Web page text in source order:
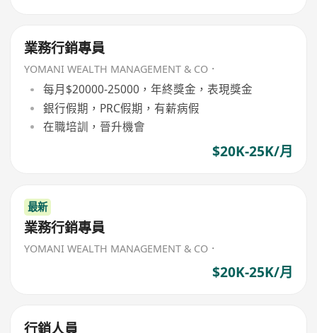
業務行銷專員
YOMANI WEALTH MANAGEMENT & CO．
每月$20000-25000，年終獎金，表現獎金
銀行假期，PRC假期，有薪病假
在職培訓，晉升機會
$20K-25K/月
最新
業務行銷專員
YOMANI WEALTH MANAGEMENT & CO．
$20K-25K/月
行銷人員